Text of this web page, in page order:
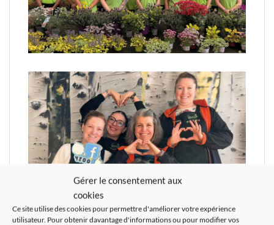
Gérer le consentement aux
cookies
Ce site utilise des cookies pour permettre d'améliorer votre expérience
utilisateur. Pour obtenir davantage d'informations ou pour modifier vos